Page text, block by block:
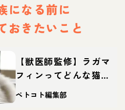
になる前に
おきたいこと
【獣医師監修】ラガマ
フィンってどんな猫？
性格・体重・寿命の特
徴・迎え方
ペトコト編集部